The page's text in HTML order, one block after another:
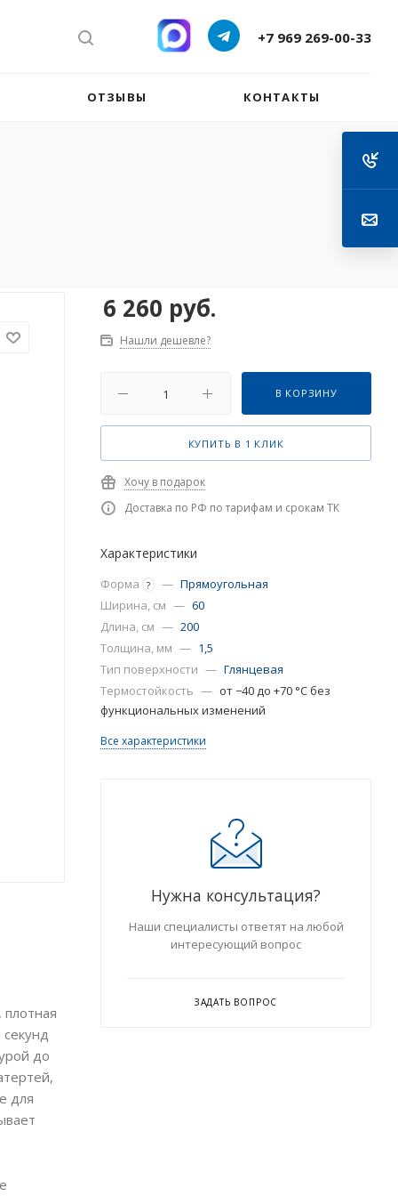
+7 969 269-00-33
ОТЗЫВЫ КОНТАКТЫ
плотная
до
для
6 260 руб.
Нашли дешевле?
В КОРЗИНУ
КУПИТЬ В 1 КЛИК
Хочу в подарок
Доставка по РФ по тарифам и срокам ТК
Характеристики
Форма ? — Прямоугольная
Ширина, см — 60
Длина, см — 200
Толщина, мм — 1,5
Тип поверхности — Глянцевая
Термостойкость — от −40 до +70 °C без
функциональных изменений
Все характеристики
Нужна консультация?
Наши специалисты ответят на любой
интересующий вопрос
ЗАДАТЬ ВОПРОС